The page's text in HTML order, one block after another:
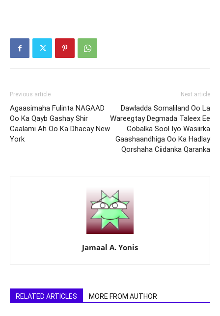
Previous article
Agaasimaha Fulinta NAGAAD
Oo Ka Qayb Gashay Shir
Caalami Ah Oo Ka Dhacay New
York
Next article
Dawladda Somaliland Oo La
Wareegtay Degmada Taleex Ee
Gobalka Sool Iyo Wasiirka
Gaashaandhiga Oo Ka Hadlay
Qorshaha Ciidanka Qaranka
Jamaal A. Yonis
RELATED ARTICLES MORE FROM AUTHOR